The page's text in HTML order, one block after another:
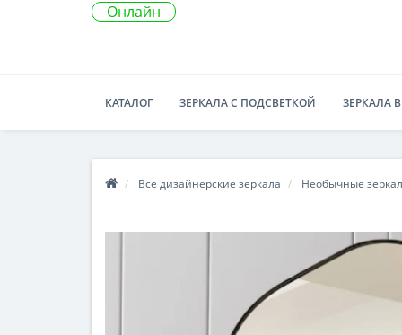
Онлайн
КАТАЛОГ ЗЕРКАЛА С ПОДСВЕТКОЙ ЗЕРКАЛА
Все дизайнерские зеркала Необычные